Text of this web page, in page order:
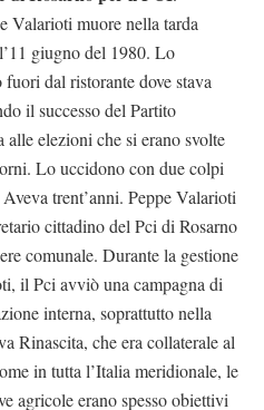
Valarioti muore nella tarda
giugno del 1980. Lo
fuori dal ristorante dove stava
il successo del Partito
alle elezioni che si erano svolte
Lo uccidono con due colpi
trent’anni. Peppe Valarioti
cittadino del Pci di Rosarno
comunale. Durante la gestione
il Pci avviò una campagna di
interna, soprattutto nella
Rinascita, che era collaterale al
in tutta l’Italia meridionale, le
agricole erano spesso obiettivi